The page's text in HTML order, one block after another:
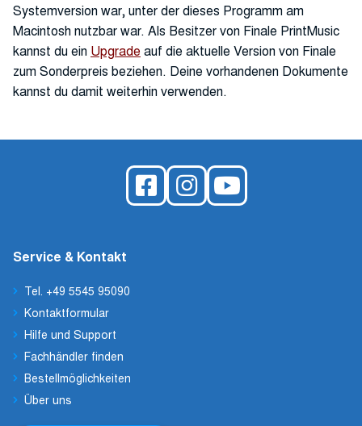
Systemversion war, unter der dieses Programm am
Macintosh nutzbar war. Als Besitzer von Finale PrintMusic
kannst du ein Upgrade auf die aktuelle Version von Finale
zum Sonderpreis beziehen. Deine vorhandenen Dokumente
kannst du damit weiterhin verwenden.
Service & Kontakt
Tel. +49 5545 95090
Kontaktformular
Hilfe und Support
Fachhändler finden
Bestellmöglichkeiten
Über uns